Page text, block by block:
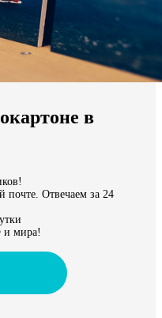
в
почте. Отвечаем за 24
и мира!